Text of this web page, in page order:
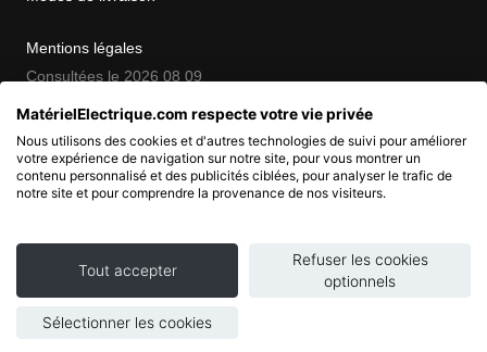
Mentions légales
Consultées le 2026 08 09
COPYRIGHT
© 2007 - 2026 Nimbanet
MatérielElectrique.com respecte votre vie privée
Nous utilisons des cookies et d'autres technologies de suivi pour améliorer
votre expérience de navigation sur notre site, pour vous montrer un
contenu personnalisé et des publicités ciblées, pour analyser le trafic de
notre site et pour comprendre la provenance de nos visiteurs.
Tout accepter
Refuser les cookies
optionnels
Sélectionner les cookies